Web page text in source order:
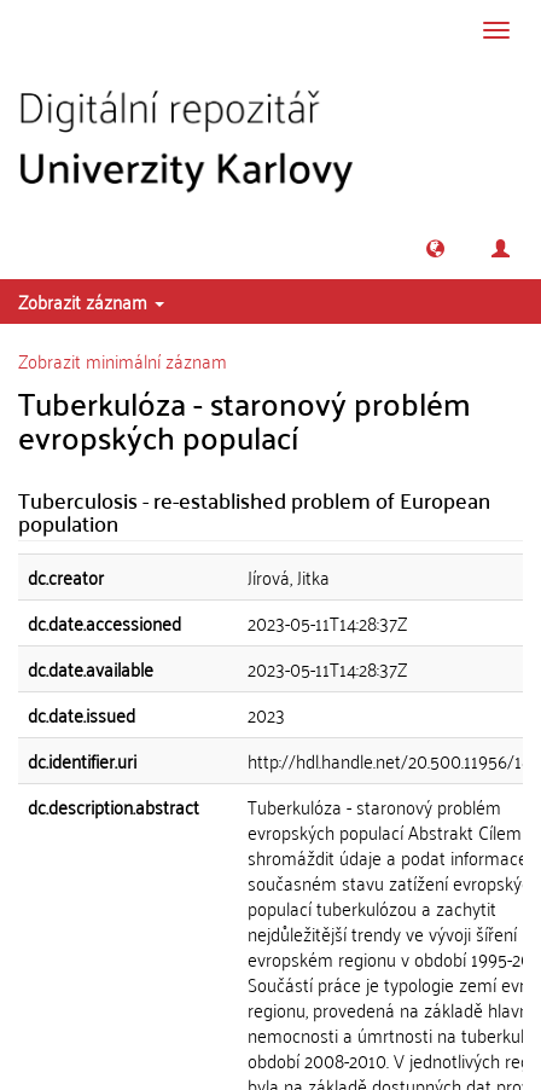
Zobrazit záznam
Zobrazit minimální záznam
Tuberkulóza - staronový problém
evropských populací
Tuberculosis - re-established problem of European
population
dc.creator
Jírová, Jitka
dc.date.accessioned
2023-05-11T14:28:37Z
dc.date.available
2023-05-11T14:28:37Z
dc.date.issued
2023
dc.identifier.uri
http://hdl.handle.net/20.500.11956/
dc.description.abstract
Tuberkulóza - staronový problém
evropských populací Abstrakt Cílem
shromáždit údaje a podat informace o
současném stavu zatížení evropských
populací tuberkulózou a zachytit
nejdůležitější trendy ve vývoji šíření
evropském regionu v období 1995-
Součástí práce je typologie zemí
regionu, provedená na základě
nemocnosti a úmrtnosti na
období 2008-2010. V jednotlivých